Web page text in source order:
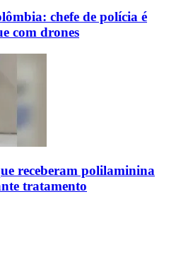
chefe de polícia é
com drones
receberam polilaminina
tratamento